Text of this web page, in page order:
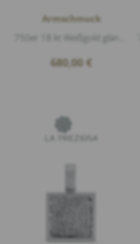
Armschmuck
680,00 €